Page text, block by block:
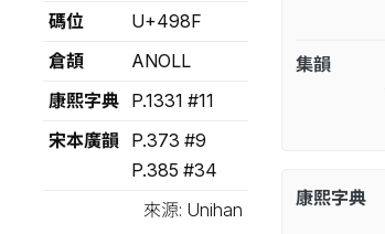
碼位
U+498F
倉頡
ANOLL
康熙字典
P.1331 #11
宋本廣韻
P.373 #9
P.385 #34
來源: Unihan
集韻
康熙字典